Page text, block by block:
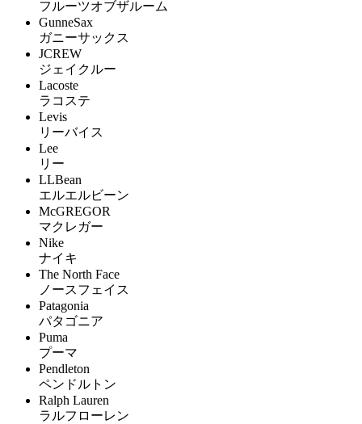
フルーツオブザルーム
GunneSax
ガニーサックス
JCREW
ジェイクルー
Lacoste
ラコステ
Levis
リーバイス
Lee
リー
LLBean
エルエルビーン
McGREGOR
マクレガー
Nike
ナイキ
The North Face
ノースフェイス
Patagonia
パタゴニア
Puma
プーマ
Pendleton
ペンドルトン
Ralph Lauren
ラルフローレン